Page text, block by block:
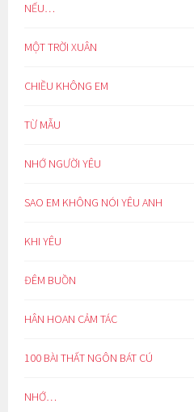
NẾU…
MỘT TRỜI XUÂN
CHIỀU KHÔNG EM
TỪ MẪU
NHỚ NGƯỜI YÊU
SAO EM KHÔNG NÓI YÊU ANH
KHI YÊU
ĐÊM BUỒN
HÂN HOAN CẢM TÁC
100 BÀI THẤT NGÔN BÁT CÚ
NHỚ…